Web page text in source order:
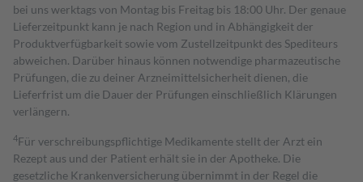
bei uns werktags von Montag bis Freitag bis 18:00 Uhr. Der genaue
Lieferzeitpunkt kann je nach Region und in Abhängigkeit der
Produktverfügbarkeit sowie vom Zustellzeitpunkt des Spediteurs
abweichen. Darüber hinaus können notwendige pharmazeutische
Prüfungen, die zu deiner Arzneimittelsicherheit dienen, die
Lieferfrist um die Dauer der Prüfungen einschließlich Klärungen
verlängern.
4Für verschreibungspflichtige Medikamente stellt der Arzt ein
Rezept aus und der Patient erhält sie in der Apotheke. Die
gesetzliche Krankenversicherung übernimmt in der Regel die